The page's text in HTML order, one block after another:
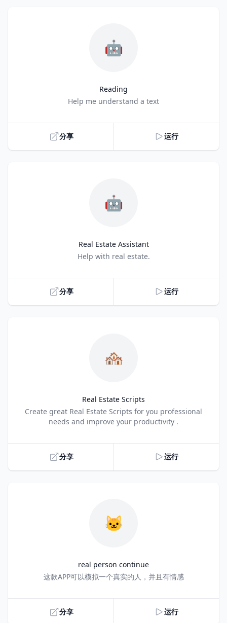
🤖
Reading
Help me understand a text
分享 运行
🤖
Real Estate Assistant
Help with real estate.
分享 运行
🏘️
Real Estate Scripts
Title
Create great Real Estate Scripts for you professional
needs and improve your productivity .
分享 运行
🐱
real person continue
这款APP可以模拟一个真实的人，并且有情感
分享 运行